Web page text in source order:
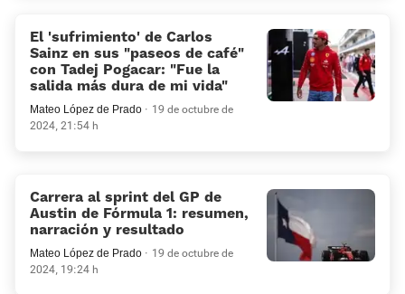
El 'sufrimiento' de Carlos
Sainz en sus "paseos de café"
con Tadej Pogacar: “Fue la
salida más dura de mi vida”
Mateo López de Prado
19 de octubre de
2024, 21:54 h
Carrera al sprint del GP de
Austin de Fórmula 1: resumen,
narración y resultado
Mateo López de Prado
19 de octubre de
2024, 19:24 h